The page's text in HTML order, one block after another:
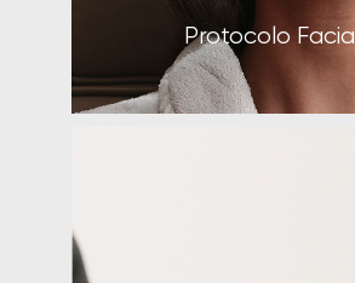
Protocolo Facial